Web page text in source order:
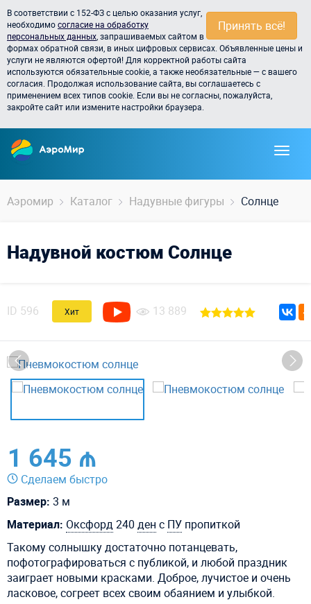
Принять всё!
В соответствии с 152-ФЗ с целью оказания услуг,
необходимосогласие на обработку
персональных данных , запрашиваемых сайтом в
формах обратной связи, в иных цифровых сервисах. Объявленные цены и
услуги не являются офертой! Для корректной работы сайта
используются обязательные cookie, а также необязательные — с вашего
согласия. Продолжая использование сайта, вы соглашаетесь с
применением всех типов cookie. Если вы не согласны, пожалуйста,
закройте сайт или измените настройки браузера.
Аэромир Каталог Надувные фигуры Солнце
Надувной костюм Солнце
ID 596 Хит 13 889
1 645 ₼
Сделаем быстро
Размер: 3 м
Материал: Оксфорд240 ден с ПУ пропиткой
Такому солнышку достаточно потанцевать,
пофотографироваться с публикой, и любой праздник
заиграет новыми красками. Доброе, лучистое и очень
ласковое, согреет всех своим обаянием и улыбкой.